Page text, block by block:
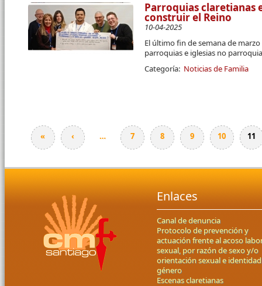
Parroquias claretianas
construir el Reino
10-04-2025
El último fin de semana de
parroquias e iglesias no
Categoría: Noticias de Familia
Páginas
« ‹ … 7 8 9 10 11
Enlaces
Canal de denuncia
Protocolo de prevención y
actuación frente al acoso
sexual, por razón de sexo y/o
orientación sexual e
género
Escenas claretianas